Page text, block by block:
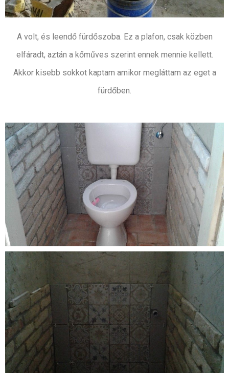
A volt, és leendő fürdőszoba. Ez a plafon, csak közben
elfáradt, aztán a kőműves szerint ennek mennie kellett.
Akkor kisebb sokkot kaptam amikor megláttam az eget a
fürdőben.